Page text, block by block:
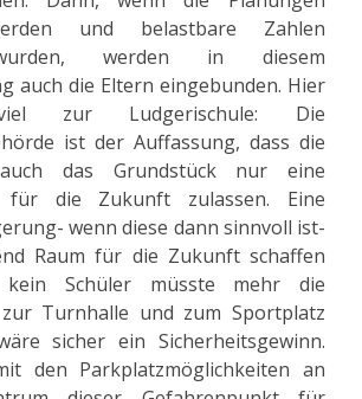
und belastbare Zahlen
werden in diesem
auch die Eltern eingebunden. Hier
zur Ludgerischule: Die
ist der Auffassung, dass die
das Grundstück nur eine
für die Zukunft zulassen. Eine
wenn diese dann sinnvoll ist-
Raum für die Zukunft schaffen
Schüler müsste mehr die
Turnhalle und zum Sportplatz
sicher ein Sicherheitsgewinn.
den Parkplatzmöglichkeiten an